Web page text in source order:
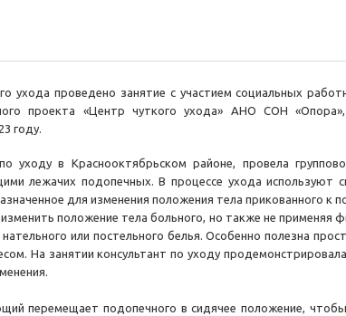
ухода проведено занятие с участием социальных
проекта «Центр чуткого ухода» АНО СОН
году.
уходу в Краснооктябрьском районе, провела
лежачих подопечных. В процессе ухода используют
для изменения положения тела прикованного к
положение тела больного, но также не применяя
или постельного белья. Особенно полезна
На занятии консультант по уходу
перемещает подопечного в сидячее положение,